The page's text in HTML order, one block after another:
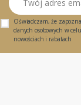
Oświadczam, że
danych osobowych w
nowościach i rabatach